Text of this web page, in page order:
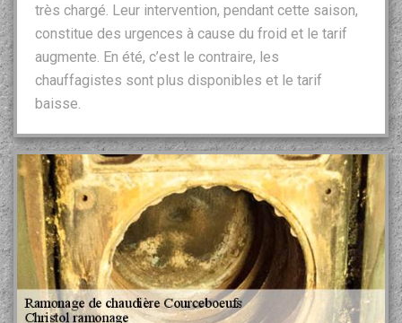
très chargé. Leur intervention, pendant cette saison,
constitue des urgences à cause du froid et le tarif
augmente. En été, c’est le contraire, les
chauffagistes sont plus disponibles et le tarif
baisse.